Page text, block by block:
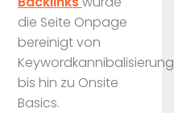
die Seite Onpage
bereinigt von
Keywordkannibalisierung
bis hin zu Onsite
Basics.